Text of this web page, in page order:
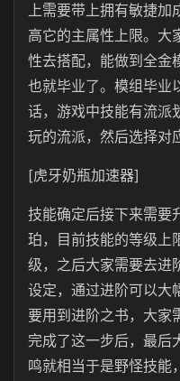
上需要带上拥有敏捷加
高它的主属性上限。大
性去搭配，能做到全金
也就毕业了。模组毕业
话，游戏中技能有流派
玩的流派，然后选择对
[虎牙奶瓶加速器]
技能确定后接下来需要
珀，目前技能的等级上
级，之后大家需要去进
设定，通过进阶可以大
要用到进阶之书，大家
完成了这一步后，最后
鸣就相当于是野怪技能